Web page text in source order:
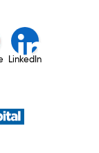
LinkedIn